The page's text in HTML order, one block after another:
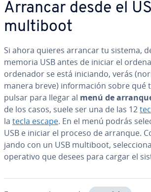
Arrancar desde el
multiboot
Si ahora quieres arrancar tu sistema,
memoria USB antes de iniciar el
ordenador se está iniciando, verás
manera breve) in­fo­r­ma­ción sobre qué
pulsar para llegar al menú de
de los casos, suele ser una de las 12
la tecla escape. En el menú podrás
USB e iniciar el proceso de arranque.
ja­n­do con un USB multiboot,
operativo que desees para cargar el